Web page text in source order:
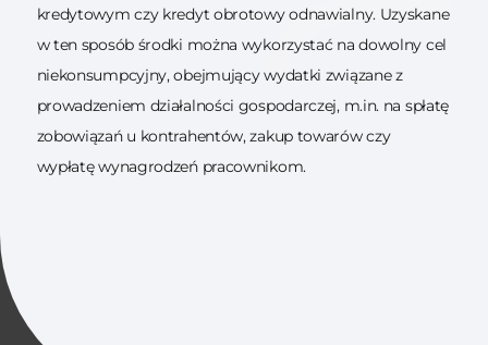
kredytowym czy kredyt obrotowy odnawialny. Uzyskane
w ten sposób środki można wykorzystać na dowolny cel
niekonsumpcyjny, obejmujący wydatki związane z
prowadzeniem działalności gospodarczej, m.in. na spłatę
zobowiązań u kontrahentów, zakup towarów czy
wypłatę wynagrodzeń pracownikom.